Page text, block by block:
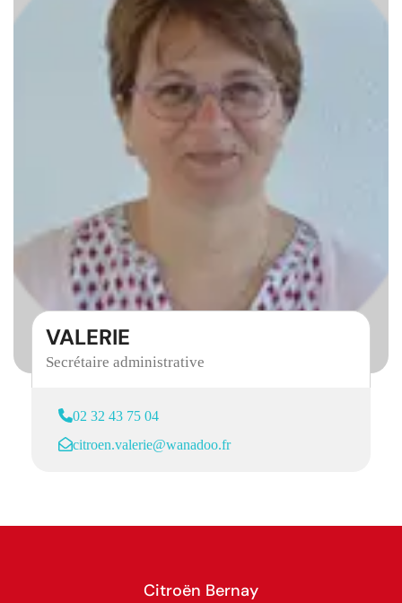
VALERIE
Secrétaire administrative
02 32 43 75 04
citroen.valerie@wanadoo.fr
Citroën Bernay